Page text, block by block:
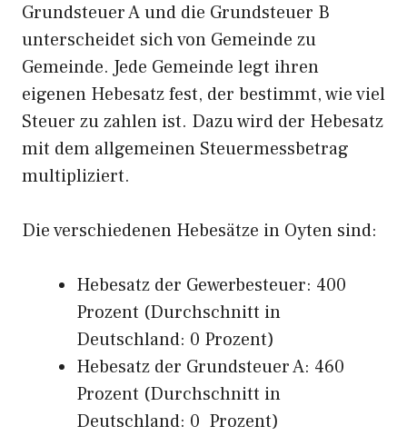
Grundsteuer A und die Grundsteuer B
unterscheidet sich von Gemeinde zu
Gemeinde. Jede Gemeinde legt ihren
eigenen Hebesatz fest, der bestimmt, wie viel
Steuer zu zahlen ist. Dazu wird der Hebesatz
mit dem allgemeinen Steuermessbetrag
multipliziert.
Die verschiedenen Hebesätze in Oyten sind:
Hebesatz der Gewerbesteuer: 400
Prozent (Durchschnitt in
Deutschland: 0 Prozent)
Hebesatz der Grundsteuer A: 460
Prozent (Durchschnitt in
Deutschland: 0 Prozent)